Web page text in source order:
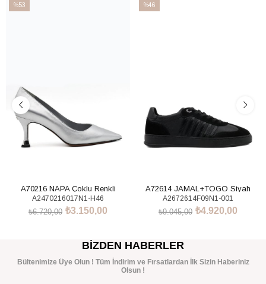
%53
A70216 NAPA Çoklu Renkli
A2470216017N1-H46
₺3.150,00
₺6.720,00
%46
A72614 JAMAL+TOGO Siyah
Sneakers Ayakkabı
A2672614F09N1-001
₺4.920,00
₺9.045,00
BIZDEN HABERLER
Bültenimize Üye Olun ! Tüm İndirim ve Fırsatlardan İlk Sizin Haberiniz
Olsun !